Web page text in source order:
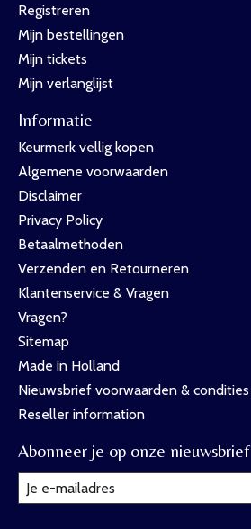
Registreren
Mijn bestellingen
Mijn tickets
Mijn verlanglijst
Informatie
Keurmerk vellig kopen
Algemene voorwaarden
Disclaimer
Privacy Policy
Betaalmethoden
Verzenden en Retourneren
Klantenservice & Vragen
Vragen?
Sitemap
Made in Holland
Nieuwsbrief voorwaarden & condities
Reseller information
Abonneer je op onze nieuwsbrief